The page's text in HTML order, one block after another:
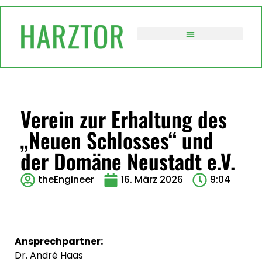
Verein zur Erhaltung des
„Neuen Schlosses“ und
der Domäne Neustadt e.V.
theEngineer 16. März 2026 9:04
Ansprechpartner:
Dr. André Haas